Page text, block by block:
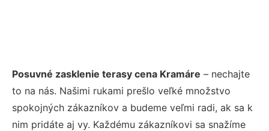
Posuvné zasklenie terasy cena Kramáre – nechajte
to na nás. Našimi rukami prešlo veľké množstvo
spokojných zákazníkov a budeme veľmi radi, ak sa k
nim pridáte aj vy. Každému zákazníkovi sa snažíme